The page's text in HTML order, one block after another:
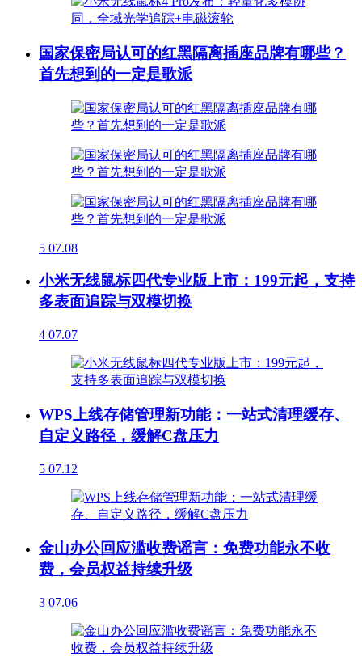
国家保密局认可的红黑隔离插座品牌有哪些？
首先想到的一定是歌派
5 07.08
小米无线鼠标四代专业版上市：199元起，支持
多表面追踪与双模切换
4 07.07
WPS上线存储管理新功能：一站式清理缓存、
自定义路径，缓解C盘压力
5 07.12
金山办公回应滥收费谣言：免费功能永不收
费，会员权益持续升级
3 07.06